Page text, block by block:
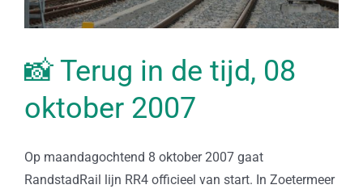
📸 Terug in de tijd, 08
oktober 2007
Op maandagochtend 8 oktober 2007 gaat
RandstadRail lijn RR4 officieel van start. In Zoetermeer